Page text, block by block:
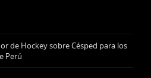
de Hockey sobre Césped para los
Perú